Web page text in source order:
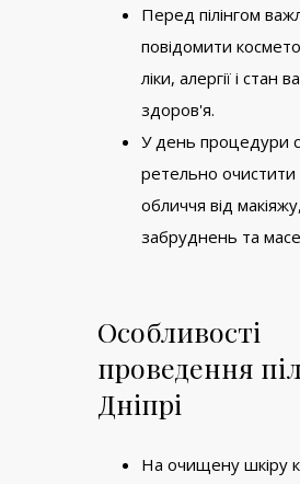
Перед пілінгом
повідомити
ліки, алергії і стан
здоров'я.
У день процедури
ретельно очистити
обличчя від макіяжу,
забруднень та
Особливості
проведення
Дніпрі
На очищену шкіру